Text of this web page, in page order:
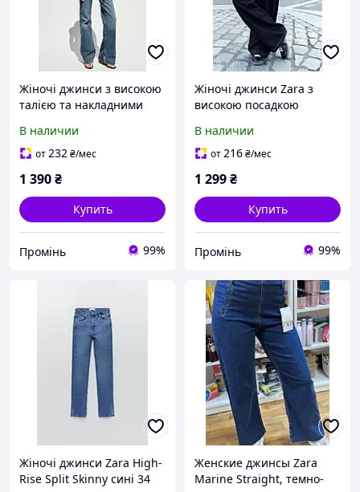
Жіночі джинси з високою
талією та накладними
розмір M
В наличии
от232₴/мес
1 390₴
Купить
Промінь 99%
Жіночі джинси Zara з
високою посадкою
В наличии
от216₴/мес
1 299₴
Купить
Промінь 99%
Жіночі джинси Zara High-
Rise Split Skinny сині 34
Женские джинсы Zara
Marine Straight, темно-